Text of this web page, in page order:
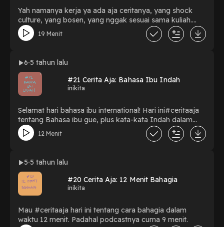
Yah namanya kerja ya ada aja ceritanya, yang shock
culture, yang bosen, yang nggak sesuai sama kuliah.
#ngobrolngalurngidul lagi nih sama Eja tentang realita
kerja dan rock n' roll nya. Apapun kerjanya yang penting
19 Menit
6 5 tahun lalu
#21 Cerita Aja: Bahasa Ibu Indah
inikita
Selamat hari bahasa ibu international! Hari ini#ceritaaja
tentang Bahasa ibu gue, plus kata-kata Indah dalam
Bahasa Indonesia. Mungkin bisa jadi inspirasi nama
anak.
12 Menit
5 5 tahun lalu
#20 Cerita Aja: 12 Menit Bahagia
inikita
Mau #ceritaaja hari ini tentang cara bahagia dalam
waktu 12 menit. Padahal podcastnya cuma 9 menit.